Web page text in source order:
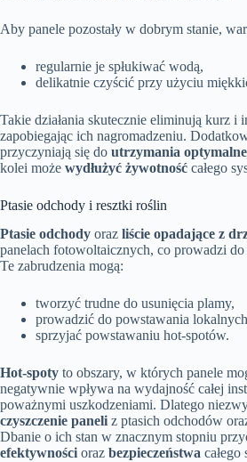
Aby panele pozostały w dobrym stanie,
regularnie je spłukiwać wodą,
delikatnie czyścić przy użyciu
Takie działania skutecznie eliminują kurz i
zapobiegając ich nagromadzeniu.
przyczyniają się do utrzymania
kolei może wydłużyć żywotność całego
Ptasie odchody i resztki roślin
Ptasie odchody oraz liście opadające z
panelach fotowoltaicznych, co prowadzi
Te zabrudzenia mogą:
tworzyć trudne do usunięcia plamy,
prowadzić do powstawania
sprzyjać powstawaniu hot-spotów.
Hot-spoty to obszary, w których panele
negatywnie wpływa na wydajność całej
poważnymi uszkodzeniami. Dlatego
czyszczenie paneli z ptasich odchodów
Dbanie o ich stan w znacznym stopniu
efektywności oraz bezpieczeństwa